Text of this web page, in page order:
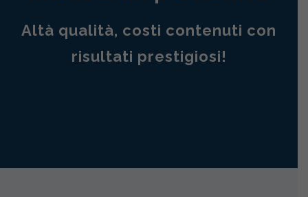
Altà qualità, costi contenuti con
risultati prestigiosi!